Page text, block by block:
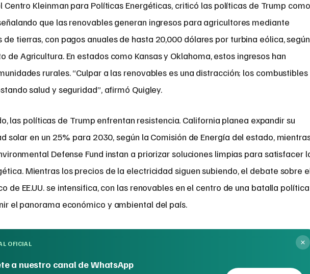
Centro Kleinman para Políticas Energéticas, criticó las políticas de Trump como
que las renovables generan ingresos para agricultores mediante
tierras, con pagos anuales de hasta 20,000 dólares por turbina eólica, según
de Agricultura. En estados como Kansas y Oklahoma, estos ingresos han
rurales. “Culpar a las renovables es una distracción; los combustibles
salud y seguridad”, afirmó Quigley.
las políticas de Trump enfrentan resistencia. California planea expandir su
solar en un 25% para 2030, según la Comisión de Energía del estado,
Defense Fund instan a priorizar soluciones limpias para satisfacer
Mientras los precios de la electricidad siguen subiendo, el debate sobre
de EE.UU. se intensifica, con las renovables en el centro de una batalla política
el panorama económico y ambiental del país.
OFICIAL
a nuestro canal de WhatsApp